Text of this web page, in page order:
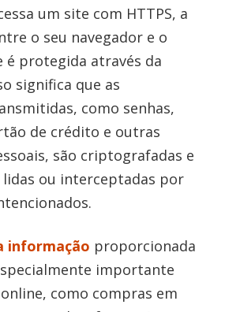
um site com HTTPS, a
o seu navegador e o
é protegida através da
significa que as
como senhas,
de crédito e outras
são criptografadas e
lidas ou interceptadas por
informação proporcionada
importante
como compras em